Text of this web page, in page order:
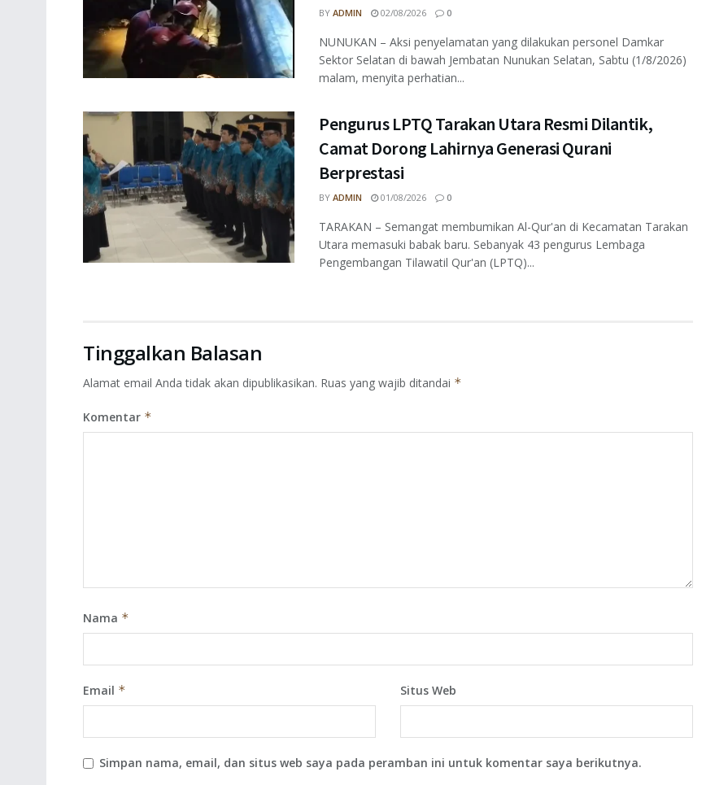
BY ADMIN 02/08/2026 0
NUNUKAN – Aksi penyelamatan yang dilakukan personel Damkar
Sektor Selatan di bawah Jembatan Nunukan Selatan, Sabtu (1/8/2026)
malam, menyita perhatian...
Pengurus LPTQ Tarakan Utara Resmi Dilantik,
Camat Dorong Lahirnya Generasi Qurani
Berprestasi
BY ADMIN 01/08/2026 0
TARAKAN – Semangat membumikan Al-Qur'an di Kecamatan Tarakan
Utara memasuki babak baru. Sebanyak 43 pengurus Lembaga
Pengembangan Tilawatil Qur'an (LPTQ)...
Tinggalkan Balasan
Alamat email Anda tidak akan dipublikasikan. Ruas yang wajib ditandai *
Komentar *
Nama *
Email * Situs Web
Simpan nama, email, dan situs web saya pada peramban ini untuk komentar saya berikutnya.